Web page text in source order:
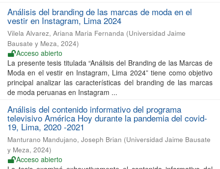
Análisis del branding de las marcas de moda en el
vestir en Instagram, Lima 2024
Vilela Alvarez, Ariana Maria Fernanda (Universidad Jaime
Bausate y Meza, 2024)
Acceso abierto
La presente tesis titulada “Análisis del Branding de las Marcas de
Moda en el vestir en Instagram, Lima 2024” tiene como objetivo
principal analizar las características del branding de las marcas
de moda peruanas en Instagram ...
Análisis del contenido informativo del programa
televisivo América Hoy durante la pandemia del covid-
19, Lima, 2020 -2021
Manturano Mandujano, Joseph Brian (Universidad Jaime Bausate
y Meza, 2024)
Acceso abierto